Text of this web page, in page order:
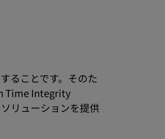
ることです。そのた
Time Integrity
リューションを提供